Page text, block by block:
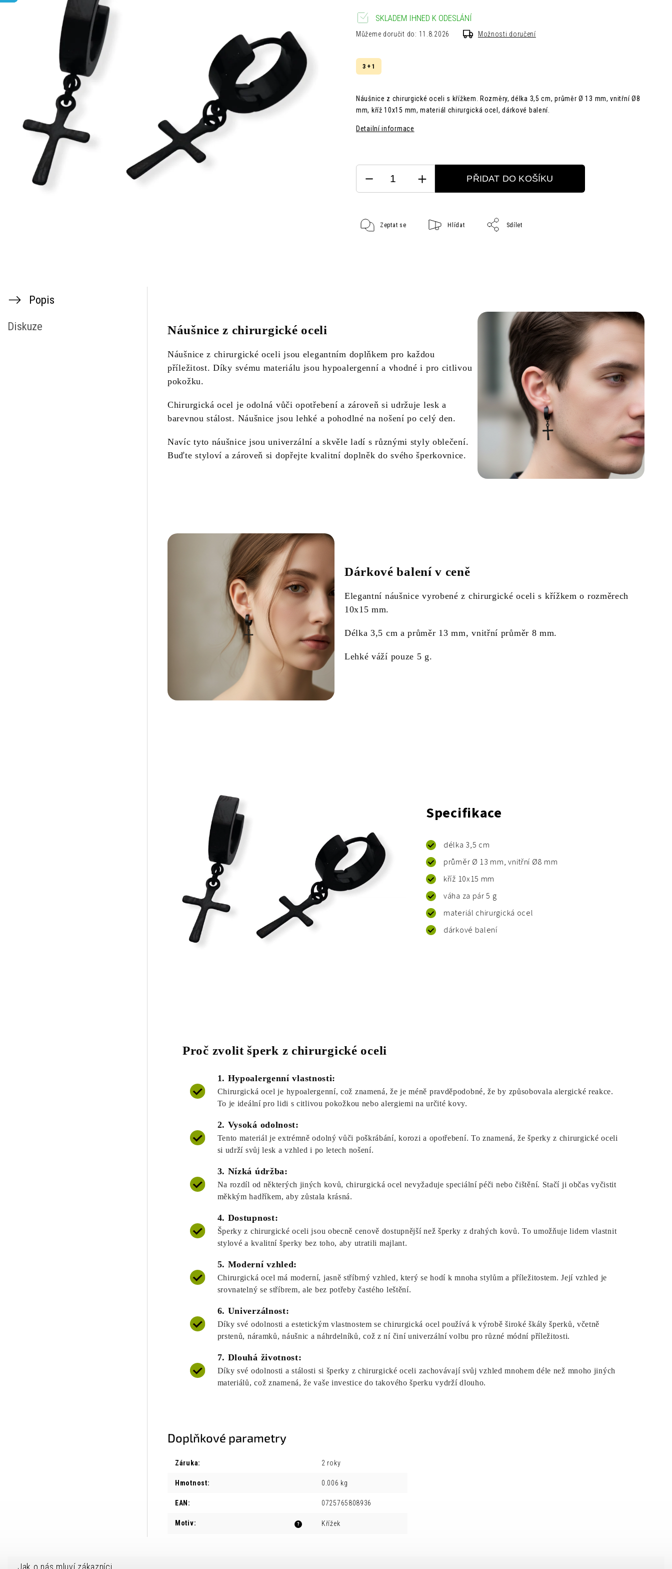
3 + 1
Náušnice z chirurgické oceli s křížkem. Rozměry,délka 3,5 cm,průměr Ø 13 mm, vnitřní Ø8
mm, kříž 10x15 mm,materiál chirurgická ocel,dárkové balení.
Detailní informace
SKLADEM IHNED K ODESLÁNÍ
Můžeme doručit do: 11.8.2026 Možnosti doručení
PŘIDAT DO KOŠÍKU
Zeptat se Hlídat Sdílet
Popis
Diskuze Náušnice z chirurgické oceli
Náušnice z chirurgické oceli jsou elegantním doplňkem pro každou
příležitost. Díky svému materiálu jsou hypoalergenní a vhodné i pro citlivou
pokožku.
Chirurgická ocel je odolná vůči opotřebení a zároveň si udržuje lesk a
barevnou stálost. Náušnice jsou lehké a pohodlné na nošení po celý den.
Navíc tyto náušnice jsou univerzální a skvěle ladí s různými styly oblečení.
Buďte styloví a zároveň si dopřejte kvalitní doplněk do svého šperkovnice.
Dárkové balení v ceně
Elegantní náušnice vyrobené z chirurgické oceli s křížkem o rozměrech
10x15 mm.
Délka 3,5 cm a průměr 13 mm, vnitřní průměr 8 mm.
Lehké váží pouze 5 g.
Specifikace
délka 3,5 cm
průměr Ø 13 mm, vnitřní Ø8 mm
kříž 10x15 mm
váha za pár 5 g
materiál chirurgická ocel
dárkové balení
Proč zvolit šperk z chirurgické oceli
1. Hypoalergenní vlastnosti:
Chirurgická ocel je hypoalergenní, což znamená, že je méně pravděpodobné, že by způsobovala alergické reakce.
To je ideální pro lidi s citlivou pokožkou nebo alergiemi na určité kovy.
2. Vysoká odolnost:
Tento materiál je extrémně odolný vůči poškrábání, korozi a opotřebení. To znamená, že šperky z chirurgické oceli
si udrží svůj lesk a vzhled i po letech nošení.
3. Nízká údržba:
Na rozdíl od některých jiných kovů, chirurgická ocel nevyžaduje speciální péči nebo čištění. Stačí ji občas vyčistit
měkkým hadříkem, aby zůstala krásná.
4. Dostupnost:
Šperky z chirurgické oceli jsou obecně cenově dostupnější než šperky z drahých kovů. To umožňuje lidem vlastnit
stylové a kvalitní šperky bez toho, aby utratili majlant.
5. Moderní vzhled:
Chirurgická ocel má moderní, jasně stříbrný vzhled, který se hodí k mnoha stylům a příležitostem. Její vzhled je
srovnatelný se stříbrem, ale bez potřeby častého leštění.
6. Univerzálnost:
Díky své odolnosti a estetickým vlastnostem se chirurgická ocel používá k výrobě široké škály šperků, včetně
prstenů, náramků, náušnic a náhrdelníků, což z ní činí univerzální volbu pro různé módní příležitosti.
7. Dlouhá životnost:
Díky své odolnosti a stálosti si šperky z chirurgické oceli zachovávají svůj vzhled mnohem déle než mnoho jiných
materiálů, což znamená, že vaše investice do takového šperku vydrží dlouho.
Doplňkové parametry
Záruka: 2 roky
Hmotnost: 0.006 kg
EAN : 0725765808936
?
Motiv: Křížek